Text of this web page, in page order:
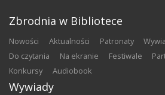
Zbrodnia w Bibliotece
nowości aktualności patronaty
do czytania
na ekranie festiwale
konkursy
audiobook
Wywiady